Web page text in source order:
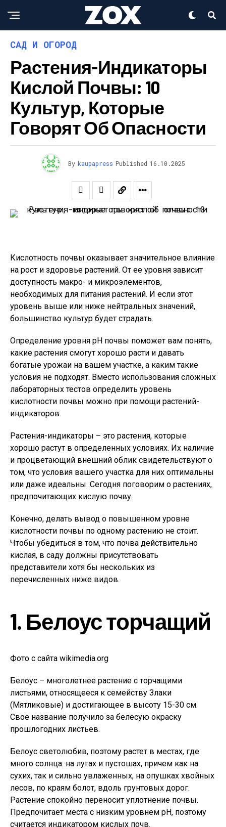
САД И ОГОРОД
Растения-Индикаторы
Кислой Почвы: 10
Культур, Которые
Говорят Об Опасности
By kaupapress Published 16.10.2025
Кислотность почвы оказывает значительное влияние
на рост и здоровье растений. От ее уровня зависит
доступность макро- и микроэлементов,
необходимых для питания растений. И если этот
уровень выше или ниже нейтральных значений,
большинство культур будет страдать.
Определение уровня pH почвы поможет вам понять,
какие растения смогут хорошо расти и давать
богатые урожаи на вашем участке, а каким такие
условия не подходят. Вместо использования сложных
лабораторных тестов определить уровень
кислотности почвы можно при помощи растений-
индикаторов.
Растения-индикаторы – это растения, которые
хорошо растут в определенных условиях. Их наличие
и процветающий внешний облик свидетельствуют о
том, что условия вашего участка для них оптимальны
или даже идеальны. Сегодня поговорим о растениях,
предпочитающих кислую почву.
Конечно, делать вывод о повышенном уровне
кислотности почвы по одному растению не стоит.
Чтобы убедиться в том, что почва действительно
кислая, в саду должны присутствовать
представители хотя бы нескольких из
перечисленных ниже видов.
1. Белоус торчащий
Фото с сайта wikimedia.org
Белоус – многолетнее растение с торчащими
листьями, относящееся к семейству Злаки
(Мятликовые) и достигающее в высоту 15-30 см.
Свое название получило за белесую окраску
прошлогодних листьев.
Белоус светолюбив, поэтому растет в местах, где
много солнца: на лугах и пустошах, причем как на
сухих, так и сильно увлаженных, на опушках хвойных
лесов, по краям болот, вдоль грунтовых дорог.
Растение спокойно переносит уплотнение почвы.
Предпочитает места с низким уровнем pH, поэтому
считается индикатором кислых почв.